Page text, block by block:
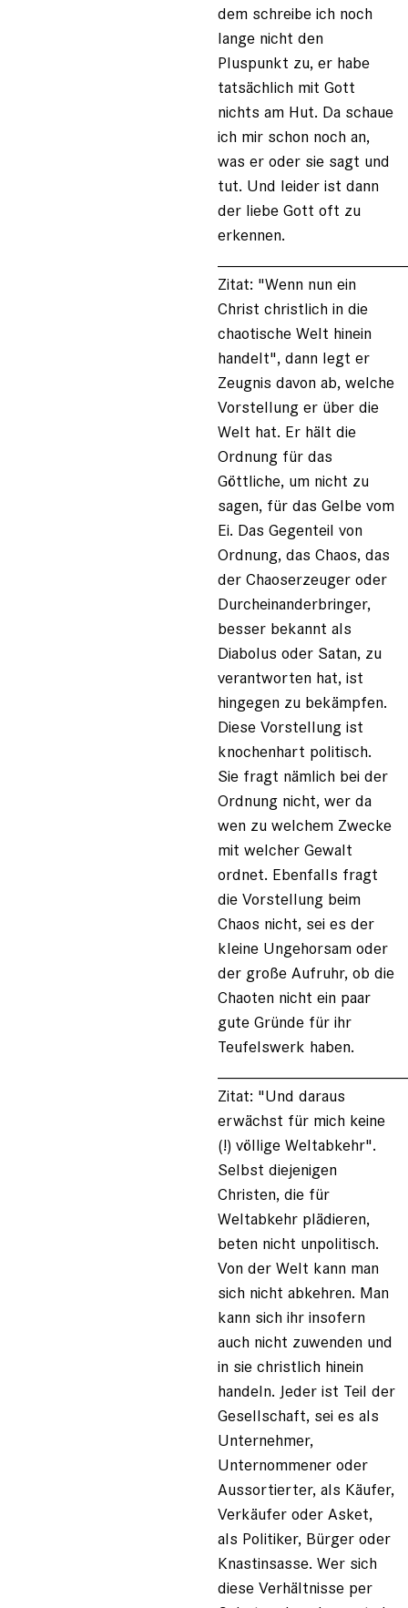
dem schreibe ich noch
lange nicht den
Pluspunkt zu, er habe
tatsächlich mit Gott
nichts am Hut. Da schaue
ich mir schon noch an,
was er oder sie sagt und
tut. Und leider ist dann
der liebe Gott oft zu
erkennen.
Zitat: "Wenn nun ein
Christ christlich in die
chaotische Welt hinein
handelt", dann legt er
Zeugnis davon ab, welche
Vorstellung er über die
Welt hat. Er hält die
Ordnung für das
Göttliche, um nicht zu
sagen, für das Gelbe vom
Ei. Das Gegenteil von
Ordnung, das Chaos, das
der Chaoserzeuger oder
Durcheinanderbringer,
besser bekannt als
Diabolus oder Satan, zu
verantworten hat, ist
hingegen zu bekämpfen.
Diese Vorstellung ist
knochenhart politisch.
Sie fragt nämlich bei der
Ordnung nicht, wer da
wen zu welchem Zwecke
mit welcher Gewalt
ordnet. Ebenfalls fragt
die Vorstellung beim
Chaos nicht, sei es der
kleine Ungehorsam oder
der große Aufruhr, ob die
Chaoten nicht ein paar
gute Gründe für ihr
Teufelswerk haben.
Zitat: "Und daraus
erwächst für mich keine
(!) völlige Weltabkehr".
Selbst diejenigen
Christen, die für
Weltabkehr plädieren,
beten nicht unpolitisch.
Von der Welt kann man
sich nicht abkehren. Man
kann sich ihr insofern
auch nicht zuwenden und
in sie christlich hinein
handeln. Jeder ist Teil der
Gesellschaft, sei es als
Unternehmer,
Unternommener oder
Aussortierter, als Käufer,
Verkäufer oder Asket,
als Politiker, Bürger oder
Knastinsasse. Wer sich
diese Verhältnisse per